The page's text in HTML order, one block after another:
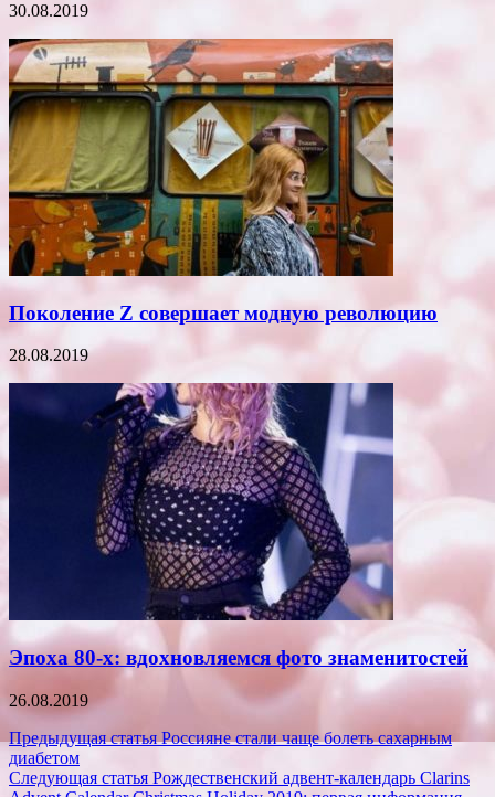
30.08.2019
Поколение Z совершает модную революцию
28.08.2019
Эпоха 80-х: вдохновляемся фото знаменитостей
26.08.2019
Навигация
по
Предыдущая статья Россияне стали чаще болеть сахарным
диабетом
Следующая статья Рождественский адвент-календарь Clarins